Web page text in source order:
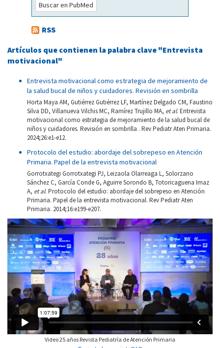
Buscar en PubMed
RSS
Artículos que contienen la palabra clave "Entrevista
motivacional"
Entrevista motivacional como estrategia de mejoramiento de
la salud bucal de niños y cuidadores. Revisión en sombrilla
Horta Maya AM, Gutiérrez Gutiérrez LF, Martínez Delgado CM, Faustino
Silva DD, Villanueva Vilchis MC, Ramírez Trujillo MA, et al. Entrevista
motivacional como estrategia de mejoramiento de la salud bucal de
niños y cuidadores. Revisión en sombrilla . Rev Pediatr Aten Primaria.
2024;26:e1-e12.
Protocolo del estudio: abordaje del sobrepeso en Atención
Primaria. Papel de la entrevista motivacional
Gorrotxategi Gorrotxategi PJ, Leizaola Olarreaga L, Solorzano
Sánchez C, García Conde G, Aguirre Sorondo B, Totoricaguena Imaz
A, et al. Protocolo del estudio: abordaje del sobrepeso en Atención
Primaria. Papel de la entrevista motivacional. Rev Pediatr Aten
Primaria. 2014;16:e199-e207.
Video 25 años Revista Pediatría de Atención Primaria